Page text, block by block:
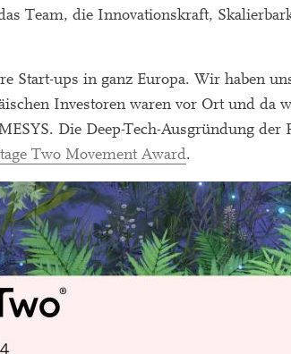
Team, die Innovationskraft,
Start-ups in ganz Europa. Wir haben
Investoren waren vor Ort und da
Die Deep-Tech-Ausgründung
Two Movement Award.